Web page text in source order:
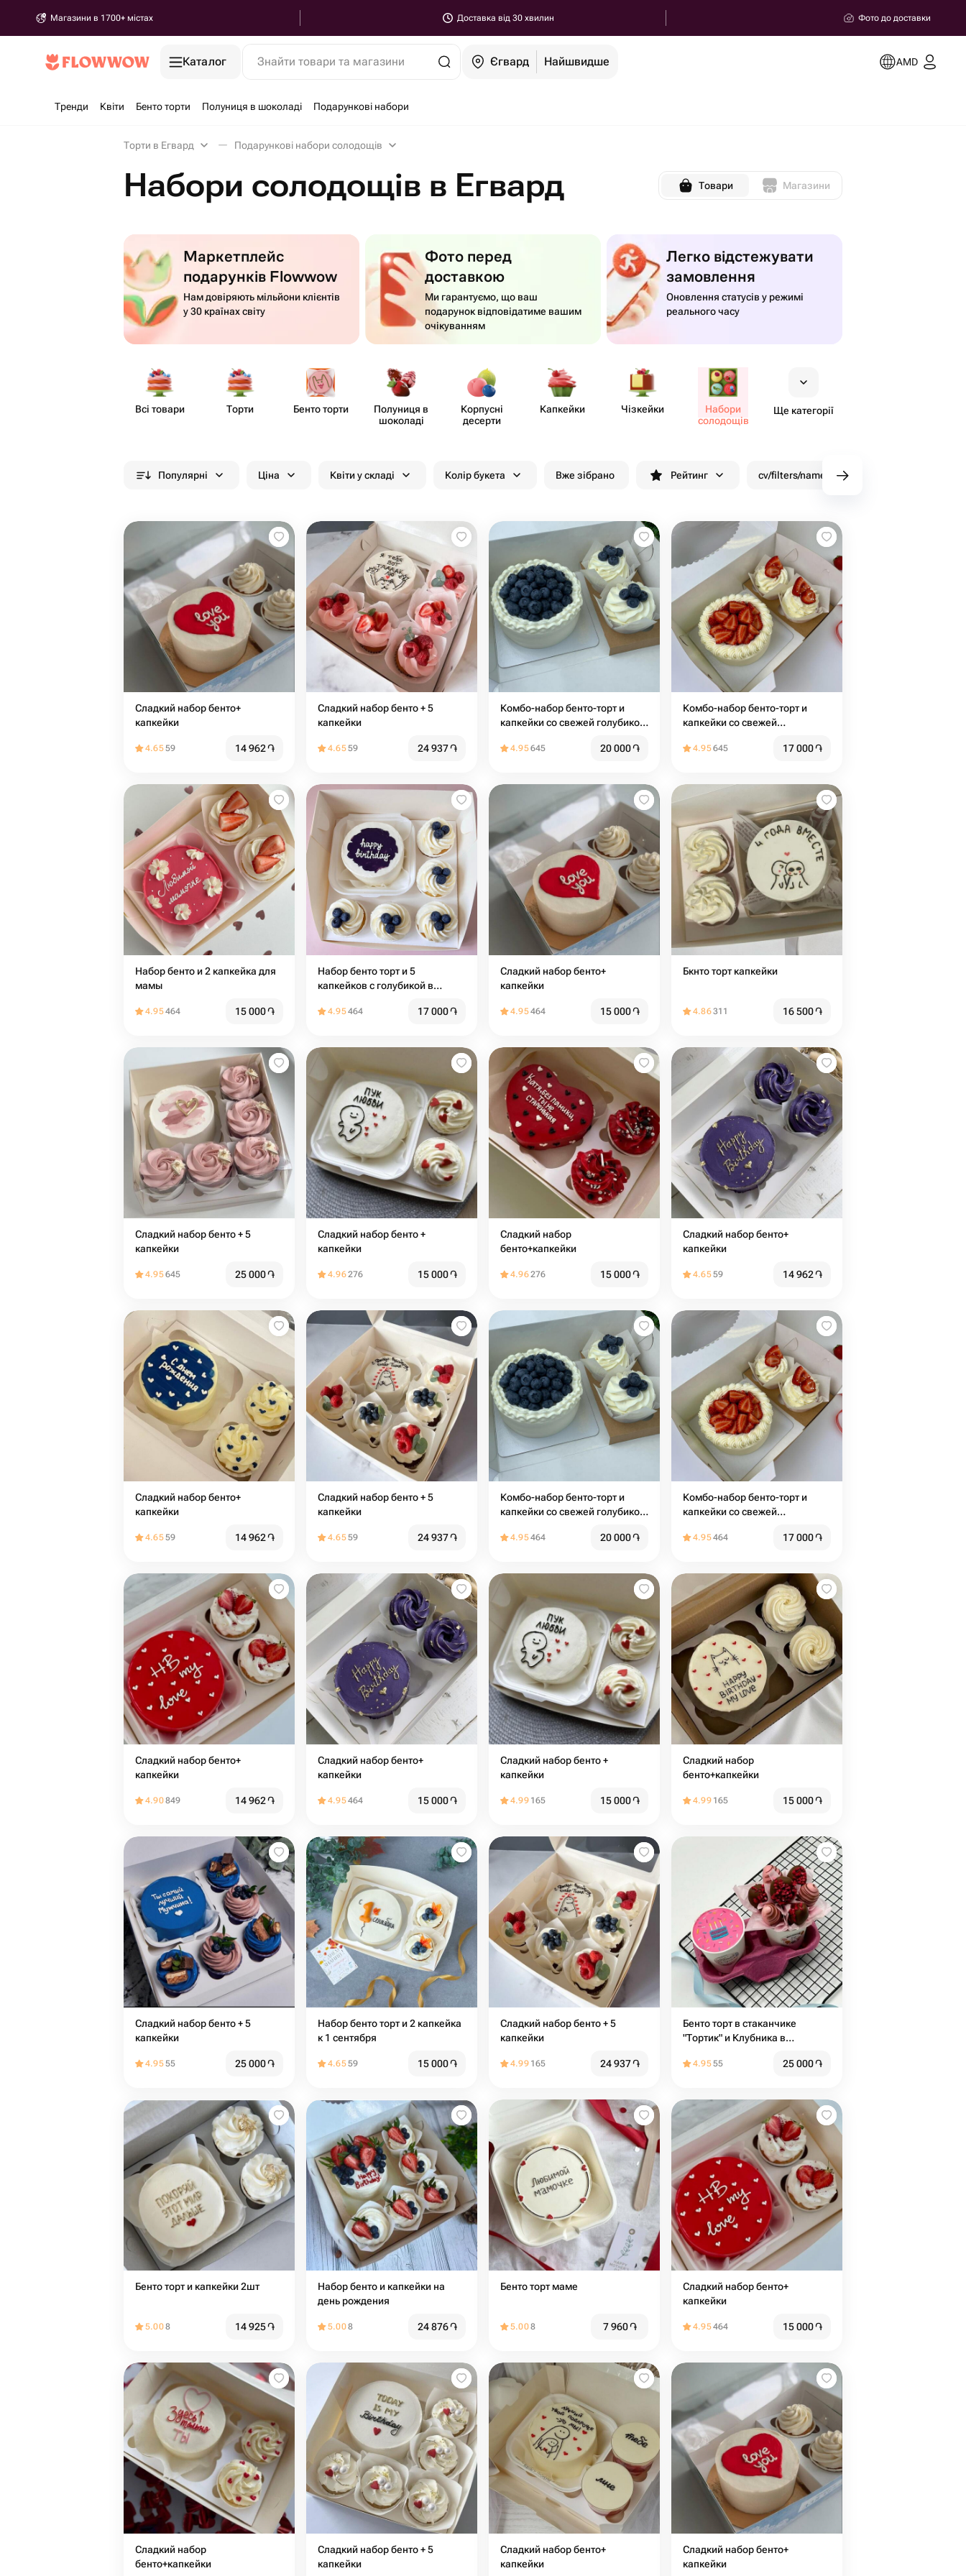
Магазини в 1700+ містах Доставка від 30 хвилин Фото до доставки
Каталог Знайти товари та магазини Єгвард Найшвидше AMD
Тренди Квіти Бенто торти Полуниця в шоколаді Подарункові набори
Торти в Егвард Подарункові набори солодощів
Набори солодощів в Егвард Товари Магазини
Маркетплейс
подарунків Flowwow
Нам довіряють мільйони клієнтів
у 30 країнах світу
Фото перед
доставкою
Ми гарантуємо, що ваш
подарунок відповідатиме вашим
очікуванням
Легко відстежувати
замовлення
Оновлення статусів у режимі
реального часу
Всі товари Торти Бенто торти
Полуниця в
шоколаді
Корпусні
десерти
Капкейки Чізкейки
Набори
солодощів
Ще категорії
Популярні Ціна Квіти у складі Колір букета Вже зібрано Рейтинг cv/filters/name_fast_delivery
Сладкий набор бенто+
капкейки
4.6559 14 962֏
Сладкий набор бенто + 5
капкейки
4.6559 24 937֏
Комбо-набор бенто-торт и
капкейки со свежей голубикой,
(2 шт)
4.95645 20 000֏
Комбо-набор бенто-торт и
капкейки со свежей
сливочным кремом (2 шт)
4.95645 17 000֏
Набор бенто и 2 капкейка для
мамы
4.95464 15 000֏
Набор бенто торт и 5
капкейков с голубикой в
4.95464 17 000֏
Сладкий набор бенто+
капкейки
4.95464 15 000֏
Бкнто торт капкейки
4.86311 16 500֏
Сладкий набор бенто + 5
капкейки
4.95645 25 000֏
Сладкий набор бенто +
капкейки
4.96276 15 000֏
Сладкий набор
бенто+капкейки
4.96276 15 000֏
Сладкий набор бенто+
капкейки
4.6559 14 962֏
Сладкий набор бенто+
капкейки
4.6559 14 962֏
Сладкий набор бенто + 5
капкейки
4.6559 24 937֏
Комбо-набор бенто-торт и
капкейки со свежей голубикой,
(2 шт)
4.95464 20 000֏
Комбо-набор бенто-торт и
капкейки со свежей
сливочным кремом (2 шт)
4.95464 17 000֏
Сладкий набор бенто+
капкейки
4.90849 14 962֏
Сладкий набор бенто+
капкейки
4.95464 15 000֏
Сладкий набор бенто +
капкейки
4.99 165 15 000֏
Сладкий набор
бенто+капкейки
4.99 165 15 000֏
Сладкий набор бенто + 5
капкейки
4.9555 25 000֏
Набор бенто торт и 2 капкейка
к 1 сентября
4.6559 15 000֏
Сладкий набор бенто + 5
капкейки
4.99 165 24 937֏
Бенто торт в стаканчике
"Тортик" и Клубника в
4.9555 25 000֏
Бенто торт и капкейки 2шт
5.008 14 925֏
Набор бенто и капкейки на
день рождения
5.008 24 876֏
Бенто торт маме
5.008 7 960֏
Сладкий набор бенто+
капкейки
4.95464 15 000֏
Сладкий набор
бенто+капкейки
Сладкий набор бенто + 5
капкейки
Сладкий набор бенто+
капкейки
Сладкий набор бенто+
капкейки